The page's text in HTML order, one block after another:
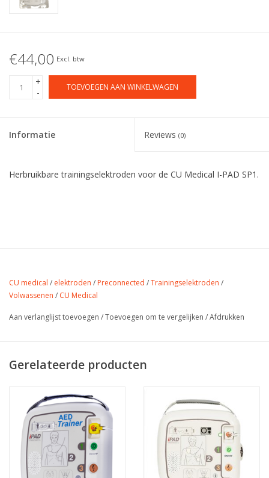
€44,00 Excl. btw
+
-
TOEVOEGEN AAN WINKELWAGEN
Informatie Reviews (0)
Herbruikbare trainingselektroden voor de CU Medical I-PAD SP1.
CU medical / elektroden / Preconnected /Trainingselektroden /
Volwassenen / CU Medical
Aan verlanglijst toevoegen /Toevoegen om te vergelijken /Afdrukken
Gerelateerde producten